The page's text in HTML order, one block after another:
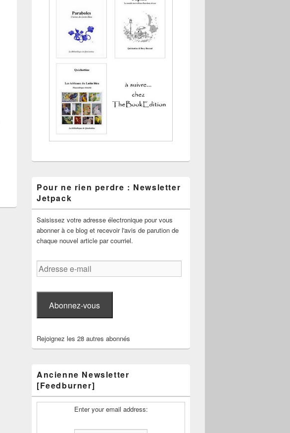
Pour ne rien perdre : Newsletter
Jetpack
Saisissez votre adresse électronique pour vous
abonner à ce blog et recevoir l'avis de parution de
chaque nouvel article par courriel.
Adresse
e-
Abonnez-vous
Rejoignez les 28 autres abonnés
Ancienne Newsletter
[Feedburner]
Enter your email address: